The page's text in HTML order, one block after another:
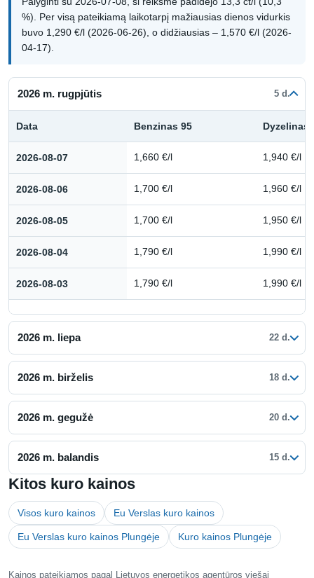
%). Per visą pateikiamą laikotarpį mažiausias dienos vidurkis
buvo 1,290 €/l (2026-06-26), o didžiausias – 1,570 €/l (2026-
04-17).
2026 m. rugpjūtis 5 d.
Data Benzinas 95 Dyzelinas
2026-08-07 1,660 €/l 1,940 €/l
2026-08-06 1,700 €/l 1,960 €/l
2026-08-05 1,700 €/l 1,950 €/l
2026-08-04 1,790 €/l 1,990 €/l
2026-08-03 1,790 €/l 1,990 €/l
2026 m. liepa 22 d.
2026 m. birželis 18 d.
2026 m. gegužė 20 d.
2026 m. balandis 15 d.
Kitos kuro kainos
Visos kuro kainos Eu Verslas kuro kainos
Eu Verslas kuro kainos Plungėje Kuro kainos Plungėje
Kainos pateikiamos pagal Lietuvos energetikos agentūros viešai